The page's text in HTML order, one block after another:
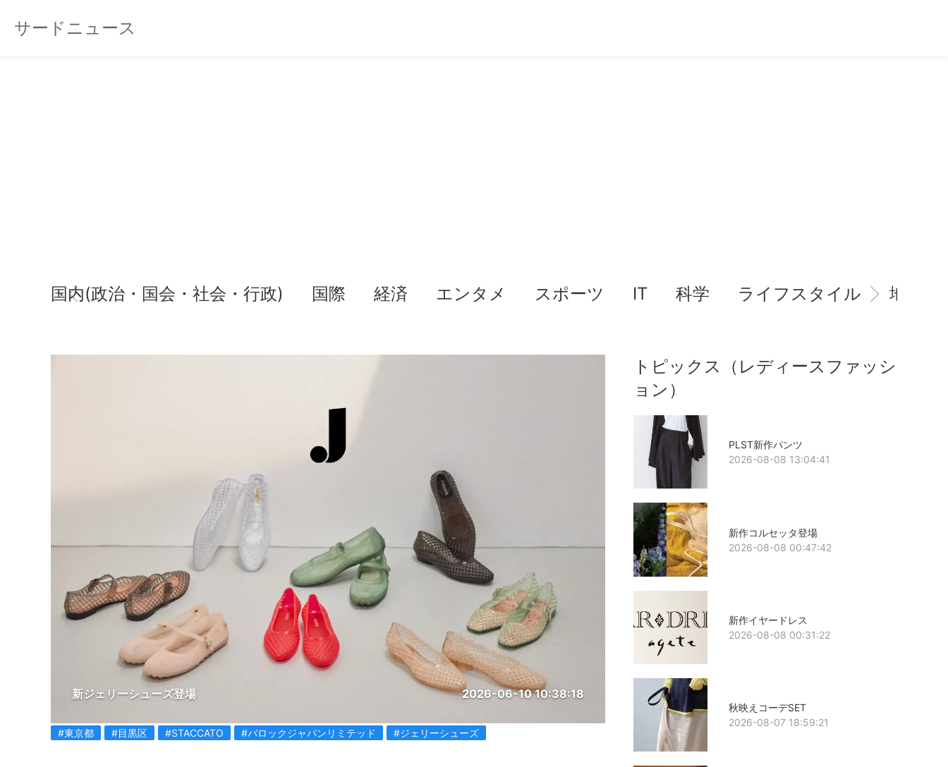
サードニュース
国内(政治・国会・社会・行政) 国際 経済 エンタメ スポーツ IT 科学 ライフスタイル 地域情
新ジェリーシューズ登場 2026-06-10 10:38:18
#東京都 #目黒区 #STACCATO #バロックジャパンリミテッド #ジェリーシューズ
トピックス（レディースファッシ
ョン）
PLST新作パンツ
2026-08-08 13:04:41
新作コルセッタ登場
2026-08-08 00:47:42
新作イヤードレス
2026-08-08 00:31:22
秋映えコーデSET
2026-08-07 18:59:21